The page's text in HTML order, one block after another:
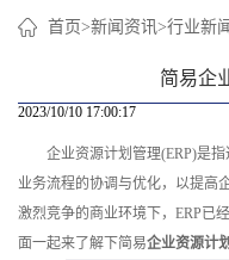
首页>新闻资讯>行业新闻
简易企
2023/10/10 17:00:17
企业资源计划管理(ERP)是
业务流程的协调与优化，以提高
激烈竞争的商业环境下，ERP已
面一起来了解下简易企业资源计